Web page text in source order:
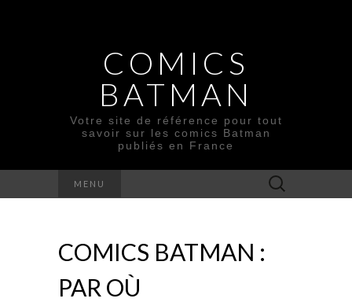
COMICS
BATMAN
Votre site de référence pour tout
savoir sur les comics Batman
publiés en France
MENU Rechercher :
COMICS BATMAN :
PAR OÙ